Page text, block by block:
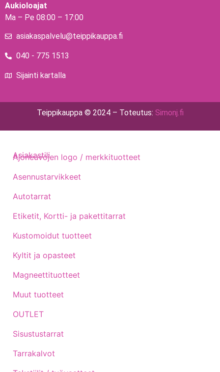
Aukioloajat
Ma – Pe 08:00 – 17:00
asiakaspalvelu@teippikauppa.fi
040 - 775 1513
Sijainti kartalla
Teippikauppa © 2024 – Toteutus: Simonj.fi
Ajoneuvojen logo / merkkituotteet
Asennustarvikkeet
Autotarrat
Etiketit, Kortti- ja pakettitarrat
Kustomoidut tuotteet
Kyltit ja opasteet
Magneettituotteet
Muut tuotteet
OUTLET
Sisustustarrat
Tarrakalvot
Asiakastili